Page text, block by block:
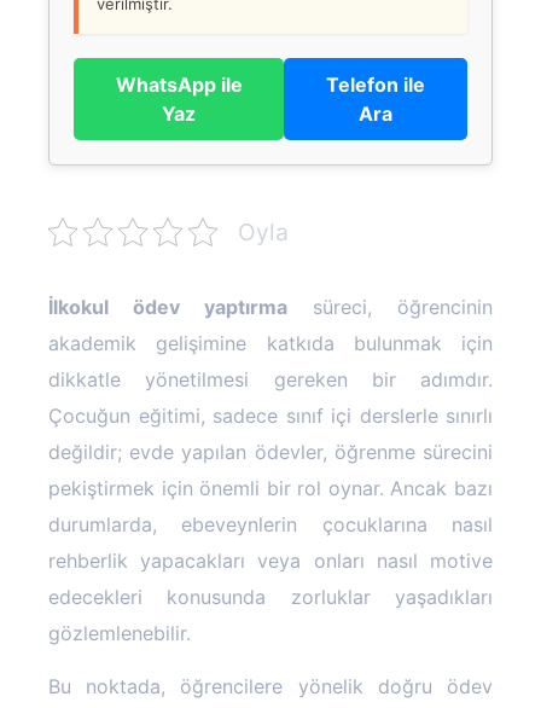
WhatsApp ile
Yaz
Telefon ile
Ara
Oyla
İlkokul ödev yaptırma süreci, öğrencinin
akademik gelişimine katkıda bulunmak için
dikkatle yönetilmesi gereken bir adımdır.
Çocuğun eğitimi, sadece sınıf içi derslerle sınırlı
değildir; evde yapılan ödevler, öğrenme sürecini
pekiştirmek için önemli bir rol oynar. Ancak bazı
durumlarda, ebeveynlerin çocuklarına nasıl
rehberlik yapacakları veya onları nasıl motive
edecekleri konusunda zorluklar yaşadıkları
gözlemlenebilir.
Bu noktada, öğrencilere yönelik doğru ödev